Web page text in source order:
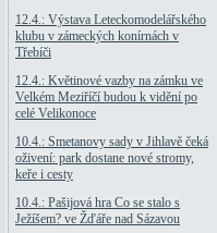
12.4.: Výstava Leteckomodelářského
klubu v zámeckých konírnách v
Třebíči
12.4.: Květinové vazby na zámku ve
Velkém Meziříčí budou k vidění po
celé Velikonoce
10.4.: Smetanovy sady v Jihlavě čeká
oživení: park dostane nové stromy,
keře i cesty
10.4.: Pašijová hra Co se stalo s
Ježíšem? ve Žďáře nad Sázavou